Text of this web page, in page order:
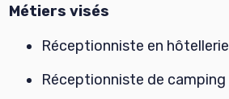
Métiers visés
Réceptionniste en hôtellerie
Réceptionniste de camping